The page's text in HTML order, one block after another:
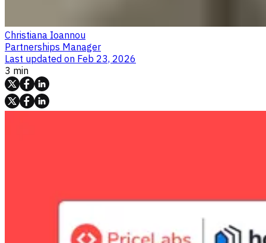
Christiana Ioannou
Partnerships Manager
Last updated on Feb 23, 2026
3 min